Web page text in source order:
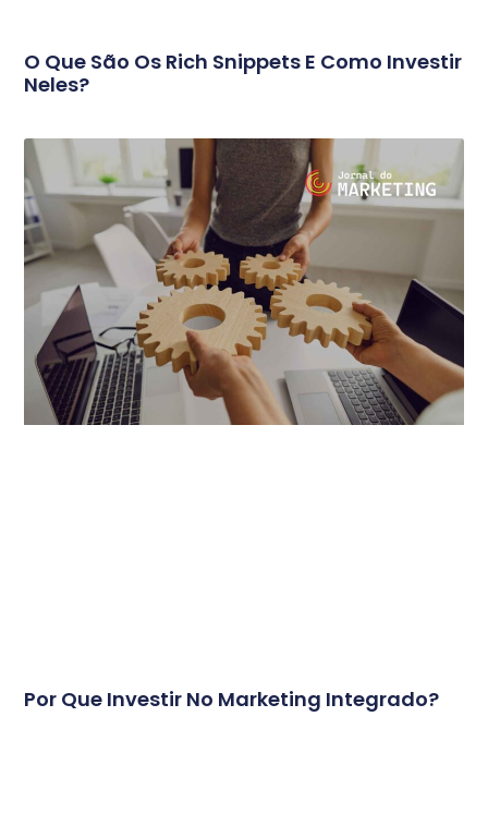
O Que São Os Rich Snippets E Como Investir
Neles?
Por Que Investir No Marketing Integrado?